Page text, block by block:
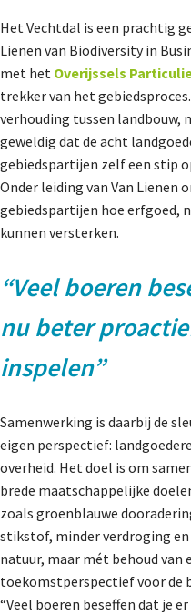
Het Vechtdal is een prachtig
Lienen van Biodiversity in
met het Overijssels
trekker van het
verhouding tussen landbouw,
geweldig dat de acht
gebiedspartijen zelf een stip
Onder leiding van Van Lienen
gebiedspartijen hoe erfgoed,
kunnen versterken.
“Veel boeren
nu beter
inspelen”
Samenwerking is daarbij de
eigen perspectief:
overheid. Het doel is om
brede maatschappelijke
zoals groenblauwe
stikstof, minder verdroging
natuur, maar mét behoud van
toekomstperspectief voor de
“Veel boeren beseffen dat je